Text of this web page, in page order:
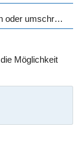
Wie kann ich die Zahlungs-Belege gestalten oder umschreiben?
Möglichkeit